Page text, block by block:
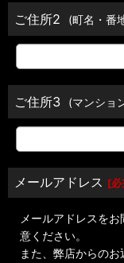
ご住所2 (町名・番
ご住所3 (マンショ
メールアドレス [必
メールアドレスを
意ください。
また、弊店からの